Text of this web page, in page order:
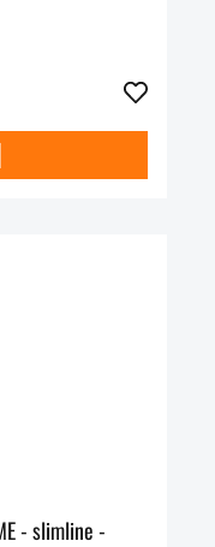
- slimline -